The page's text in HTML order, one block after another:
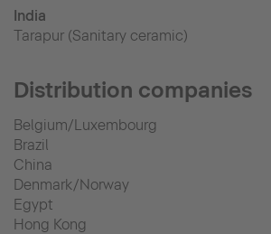
India
Tarapur (Sanitary ceramic)
Distribution companies
Belgium/Luxembourg
Brazil
China
Denmark/Norway
Egypt
Hong Kong